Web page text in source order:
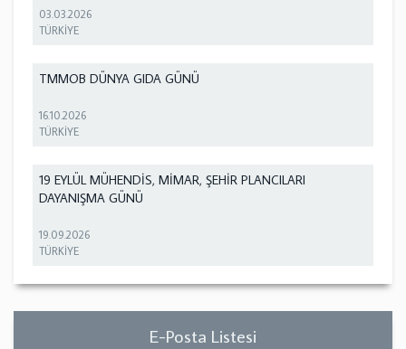
03.03.2026
TÜRKİYE
TMMOB DÜNYA GIDA GÜNÜ
16.10.2026
TÜRKİYE
19 EYLÜL MÜHENDİS, MİMAR, ŞEHİR PLANCILARI
DAYANIŞMA GÜNÜ
19.09.2026
TÜRKİYE
E-Posta Listesi